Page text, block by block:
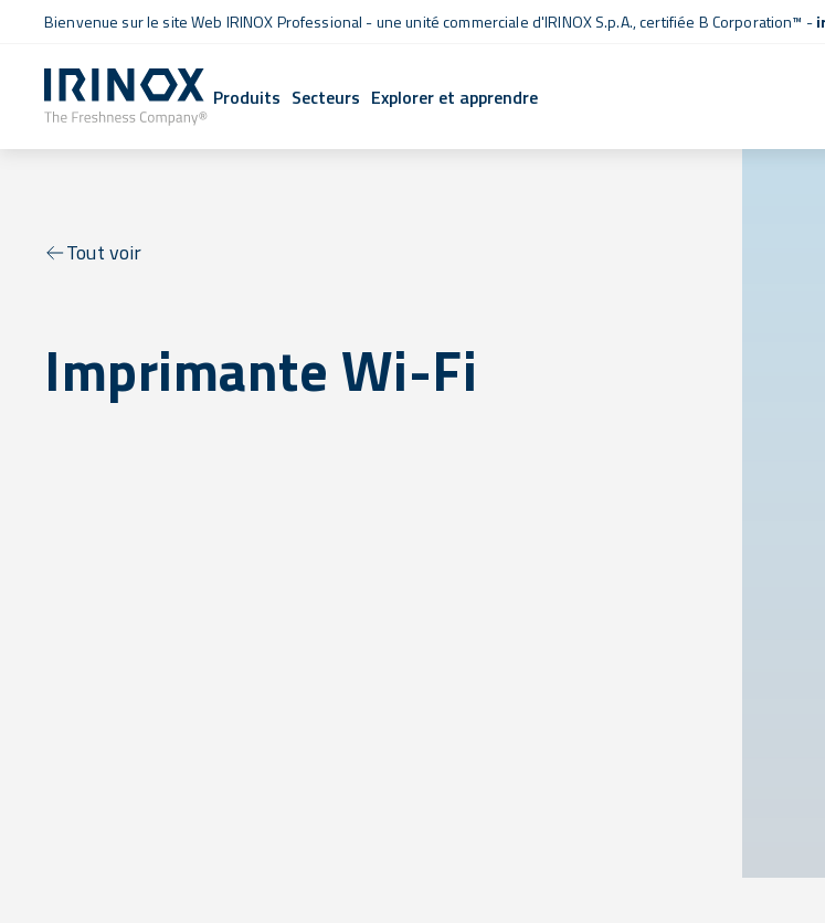
Bienvenue sur le site Web IRINOX Professional - une unité commerciale d'IRINOX S.p.A.,certifiée B Corporation™ -
Produits Secteurs Explorer et apprendre
Tout voir
Imprimante Wi-Fi